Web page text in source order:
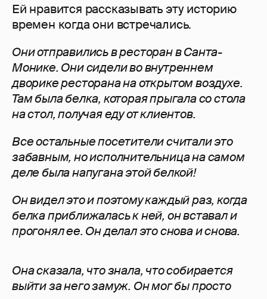
Ей нравится рассказывать эту историю
времен когда они встречались.
Они отправились в ресторан в Санта-
Монике. Они сидели во внутреннем
дворике ресторанана открытом воздухе.
Там была белка, которая прыгала со стола
на стол, получая еду от клиентов.
Все остальные посетители считали это
забавным, но исполнительница на самом
деле была напугана этой белкой!
Он видел это и поэтому каждый раз, когда
белка приближалась к ней, он вставал и
прогонялее. Он делал это снова и снова.
Она сказала, что знала, что собирается
выйти за него замуж. Он мог бы просто